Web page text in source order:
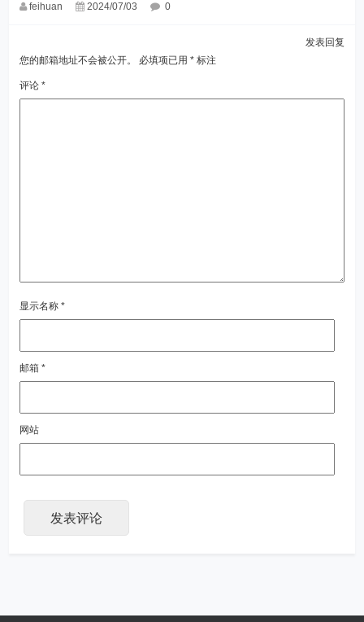
feihuan 2024/07/03 0
发表回复
您的邮箱地址不会被公开。
必填项已用 *标注
评论 *
显示名称 *
邮箱 *
网站